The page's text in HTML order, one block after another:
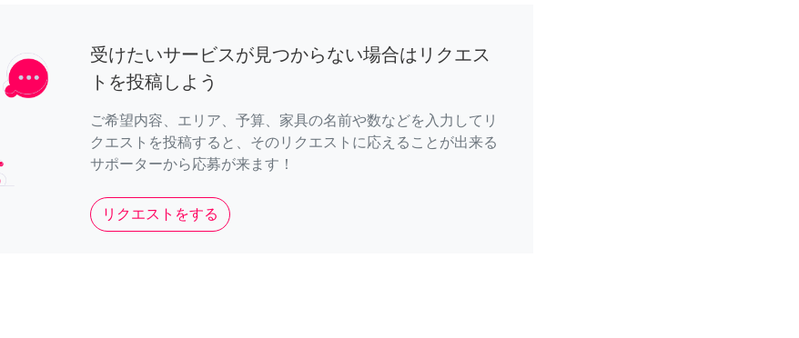
受けたいサービスが見つからない場合はリクエス
トを投稿しよう
ご希望内容、エリア、予算、家具の名前や数などを入力してリ
クエストを投稿すると、そのリクエストに応えることが出来る
サポーターから応募が来ます！
リクエストをする